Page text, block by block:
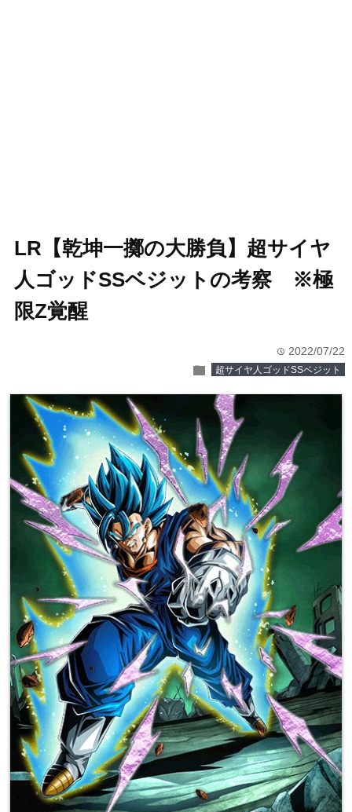
LR【乾坤一擲の大勝負】超サイヤ
人ゴッドSSベジットの考察 ※極
限Z覚醒
time 2022/07/22
folder 超サイヤ人ゴッドSSベジット